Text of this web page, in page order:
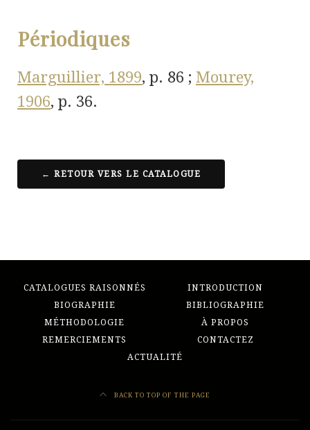
Périodiques
Marguillier, 1899, p. 86 ; Mourey,
1906, p. 36.
← RETOUR VERS LE CATALOGUE
CATALOGUES RAISONNÉS
INTRODUCTION
BIOGRAPHIE
BIBLIOGRAPHIE
MÉTHODOLOGIE
À PROPOS
REMERCIEMENTS
CONTACTEZ
ACTUALITÉ
BACK TO TOP OF THE PAGE